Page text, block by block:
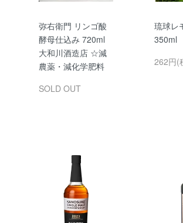
弥右衛門 リンゴ酸
酵母仕込み 720ml
大和川酒造店 ☆減
農薬・減化学肥料
SOLD OUT
琉球レ
350ml
262円(